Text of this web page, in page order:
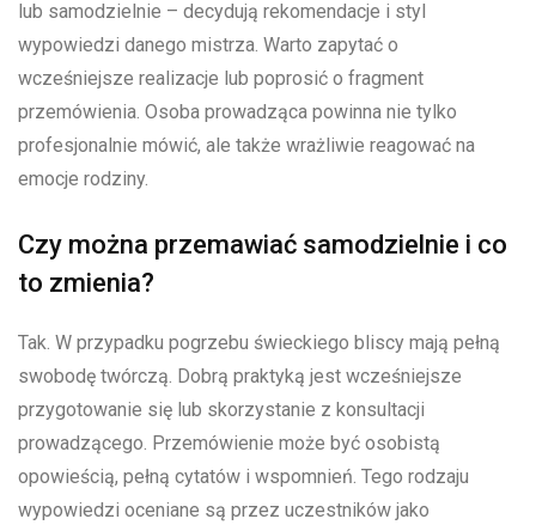
lub samodzielnie – decydują rekomendacje i styl
wypowiedzi danego mistrza. Warto zapytać o
wcześniejsze realizacje lub poprosić o fragment
przemówienia. Osoba prowadząca powinna nie tylko
profesjonalnie mówić, ale także wrażliwie reagować na
emocje rodziny.
Czy można przemawiać samodzielnie i co
to zmienia?
Tak. W przypadku pogrzebu świeckiego bliscy mają pełną
swobodę twórczą. Dobrą praktyką jest wcześniejsze
przygotowanie się lub skorzystanie z konsultacji
prowadzącego. Przemówienie może być osobistą
opowieścią, pełną cytatów i wspomnień. Tego rodzaju
wypowiedzi oceniane są przez uczestników jako